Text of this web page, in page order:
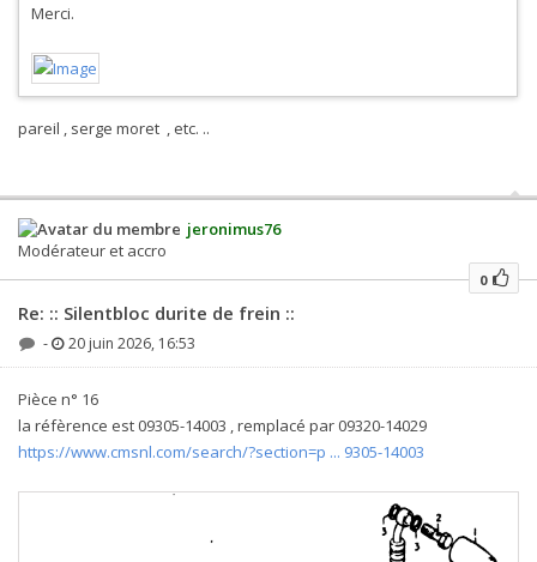
Merci.
pareil , serge moret , etc. ..
jeronimus76
Modérateur et accro
Re: :: Silentbloc durite de frein ::
- 20 juin 2026, 16:53
Pièce n° 16
la réfèrence est 09305-14003 , remplacé par 09320-14029
https://www.cmsnl.com/search/?section=p ... 9305-14003
0